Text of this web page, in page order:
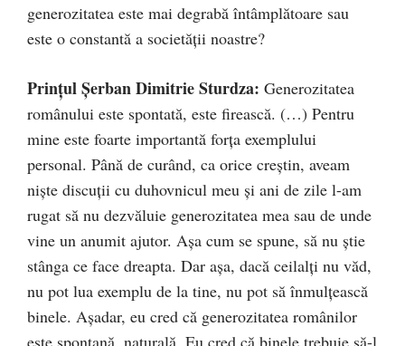
generozitatea este mai degrabă întâmplătoare sau
este o constantă a societății noastre?
Prințul Șerban Dimitrie Sturdza: Generozitatea
românului este spontată, este firească. (…) Pentru
mine este foarte importantă forța exemplului
personal. Până de curând, ca orice creștin, aveam
niște discuții cu duhovnicul meu și ani de zile l-am
rugat să nu dezvăluie generozitatea mea sau de unde
vine un anumit ajutor. Așa cum se spune, să nu știe
stânga ce face dreapta. Dar așa, dacă ceilalți nu văd,
nu pot lua exemplu de la tine, nu pot să înmulțească
binele. Așadar, eu cred că generozitatea românilor
este spontană, naturală. Eu cred că binele trebuie să-l